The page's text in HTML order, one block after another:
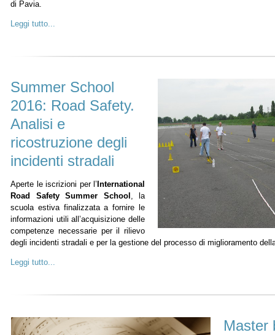
di Pavia.
Leggi tutto...
Summer School
2016: Road Safety.
Analisi e
ricostruzione degli
incidenti stradali
Aperte le iscrizioni per l’ International
Road Safety Summer School , la
scuola estiva finalizzata a fornire le
informazioni utili all’acquisizione delle
competenze necessarie per il rilievo
degli incidenti stradali e per la gestione del processo di miglioramento
Leggi tutto...
Master